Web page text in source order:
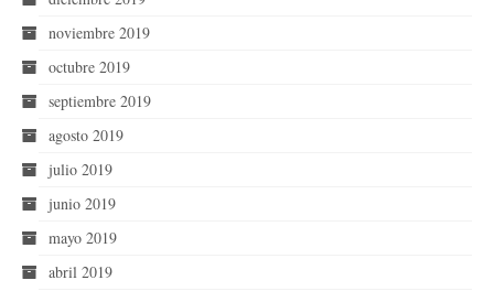
noviembre 2019
octubre 2019
septiembre 2019
agosto 2019
julio 2019
junio 2019
mayo 2019
abril 2019